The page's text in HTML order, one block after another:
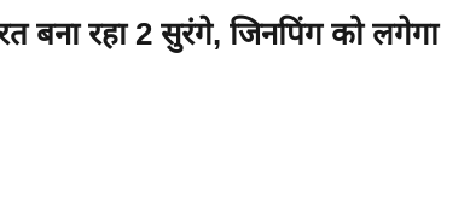
बना रहा 2 सुरंगे, जिनपिंग को लगेगा